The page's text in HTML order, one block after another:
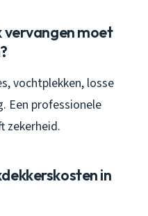
vervangen moet
vochtplekken, losse
Een professionele
zekerheid.
in